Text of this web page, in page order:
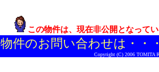
この物件は、現在非公開となって
物件のお問い合わせは・
Copyright (C) 2006 TOMITA